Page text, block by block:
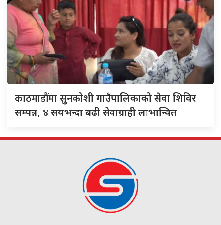
काठमाडौंमासुनकोशी गाउँपालिकाको सेवा शिविर
सम्पन्न, ४ सयभन्दा बढी सेवाग्राही लाभान्वित